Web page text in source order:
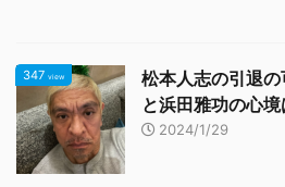
347 view
松本人志の引退
と浜田雅功の心境
2024/1/29